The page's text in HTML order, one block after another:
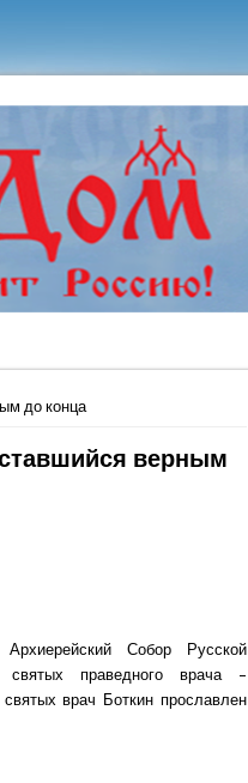
до конца
верным
Собор Русской
праведного врача –
врач Боткин прославлен